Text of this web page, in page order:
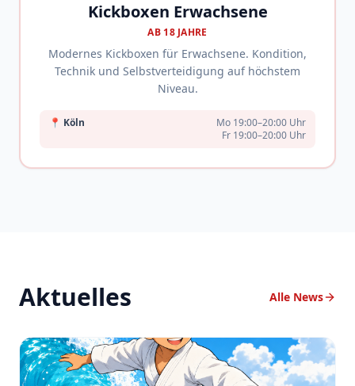
Kickboxen Erwachsene
AB 18 JAHRE
Modernes Kickboxen für Erwachsene. Kondition,
Technik und Selbstverteidigung auf höchstem
Niveau.
📍 Köln
Mo 19:00–20:00 Uhr
Fr 19:00–20:00 Uhr
Aktuelles Alle News